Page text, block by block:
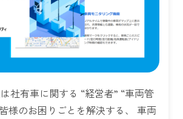
は社有車に関する “経営者” “車両管
様のお困りごとを解決する、 車両